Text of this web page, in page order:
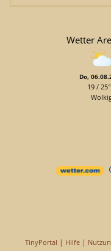
Wetter
Do,
19 /
TinyPortal | Hilfe |